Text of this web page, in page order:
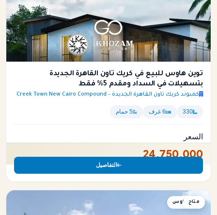
توين هاوس للبيع في كريك تاون القاهرة الجديدة
بتسهيلات في السداد ومقدم 5% فقط
كمبوند كريك تاون القاهرة الجديدة – Creek Town New Cairo Compound
330 6 غرف 5 حمام
السعر
24,750,000
التفاصيل
تاون هاوس
متاح